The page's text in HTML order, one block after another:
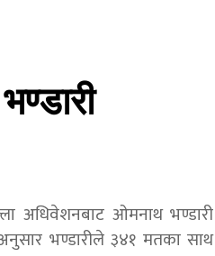
अधिवेशनबाट ओमनाथ भण्डारी
भण्डारीले ३४१ मतका साथ